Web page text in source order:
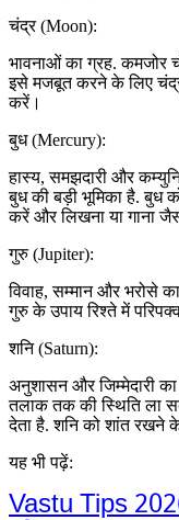
चंद्र (Moon):
भावनाओं का ग्रह. कमजोर
इसे मजबूत करने के लिए चंद्र
करें।
बुध (Mercury):
हास्य, समझदारी और
बुध की बड़ी भूमिका है. बुध
करें और लिखना या गाना
गुरु (Jupiter):
विवाह, सम्मान और भरोसे
गुरु के उपाय रिश्ते में
शनि (Saturn):
अनुशासन और जिम्मेदारी
तलाक तक की स्थिति ला
देता है. शनि को शांत रखने
यह भी पढ़ें:
Vastu Tips